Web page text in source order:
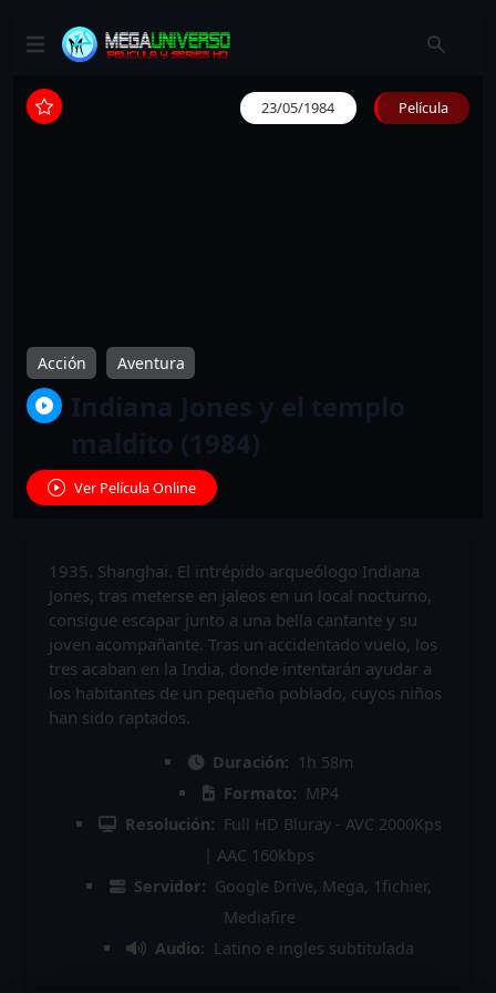
23/05/1984 Película
Acción Aventura
Indiana Jones y el templo
maldito (1984)
Ver Película Online
1935. Shanghai. El intrépido arqueólogo Indiana
Jones, tras meterse en jaleos en un local nocturno,
consigue escapar junto a una bella cantante y su
joven acompañante. Tras un accidentado vuelo, los
tres acaban en la India, donde intentarán ayudar a
los habitantes de un pequeño poblado, cuyos niños
han sido raptados.
Duración: 1h 58m
Formato: MP4
Resolución: Full HD Bluray - AVC 2000Kps
| AAC 160kbps
Servidor: Google Drive, Mega, 1fichier,
Mediafire
Audio: Latino e ingles subtitulada